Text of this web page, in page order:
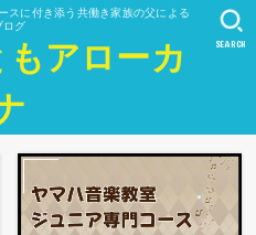
スに付き添う共働き家族の父による
ログ
アローカ
SEARCH